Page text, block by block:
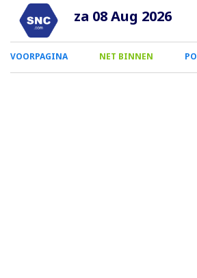
Overslaan
naar
inhoud
za 08 Aug 2026
0
Smartphone
VOORPAGINA NET BINNEN